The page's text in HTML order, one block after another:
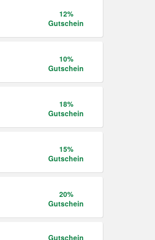
12%
Gutschein
10%
Gutschein
18%
Gutschein
15%
Gutschein
20%
Gutschein
Gutschein